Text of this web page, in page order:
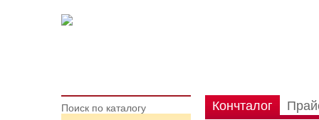
Поиск по каталогу Кончталог